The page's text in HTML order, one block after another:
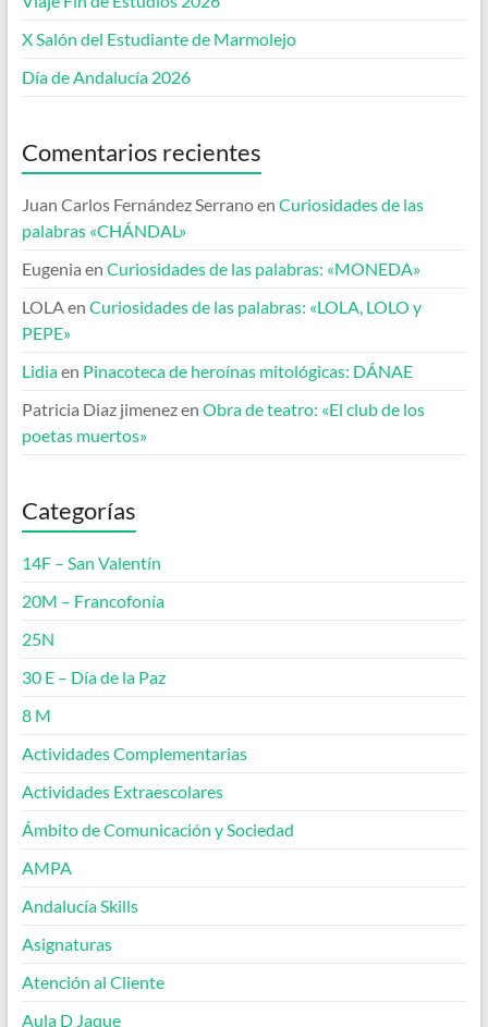
X Salón del Estudiante de Marmolejo
Día de Andalucía 2026
Comentarios recientes
Juan Carlos Fernández Serranoen Curiosidades de las
palabras «CHÁNDAL»
Eugenia en Curiosidades de las palabras: «MONEDA»
LOLA en Curiosidades de las palabras: «LOLA, LOLO y
PEPE»
Lidiaen Pinacoteca de heroínas mitológicas: DÁNAE
Patricia Diaz jimenezen Obra de teatro: «El club de los
poetas muertos»
Categorías
14F – San Valentín
20M – Francofonía
25N
30 E – Día de la Paz
8 M
Actividades Complementarias
Actividades Extraescolares
Ámbito de Comunicación y Sociedad
AMPA
Andalucía Skills
Asignaturas
Atención al Cliente
Aula D Jaque